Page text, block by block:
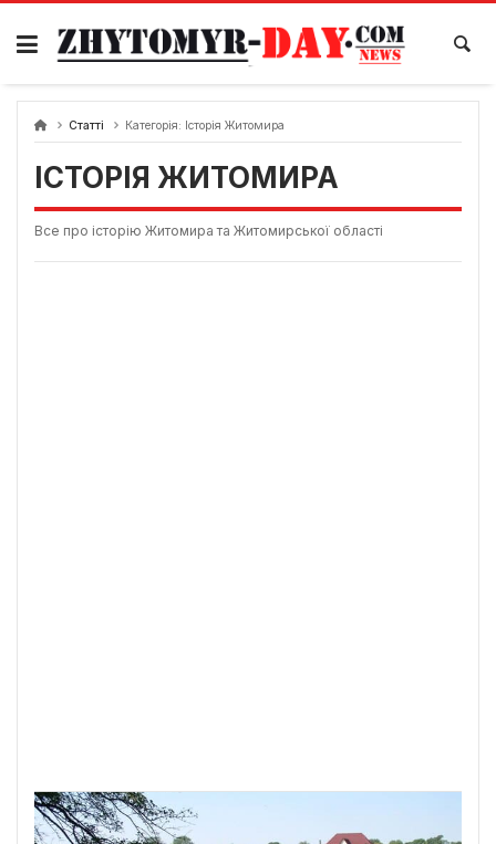
Skip
content
Статті Категорія: Історія Житомира
ІСТОРІЯ ЖИТОМИРА
Все про історію Житомира та Житомирської області